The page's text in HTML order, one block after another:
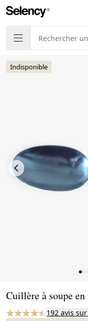
Indisponible
Cuillère à soupe
192 avis